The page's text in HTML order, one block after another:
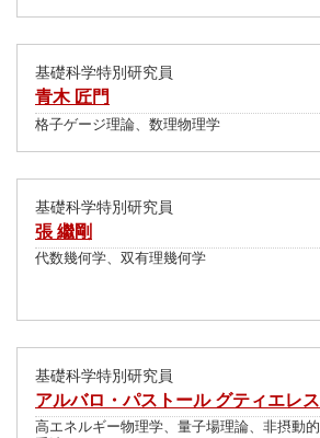
基礎科学特別研究員
青木 匠門
格子ゲージ理論、数理物理学
基礎科学特別研究員
張 繼剛
代数幾何学、双有理幾何学
基礎科学特別研究員
アルバロ・パストール グティエレス
高エネルギー物理学、量子場理論、非摂動的